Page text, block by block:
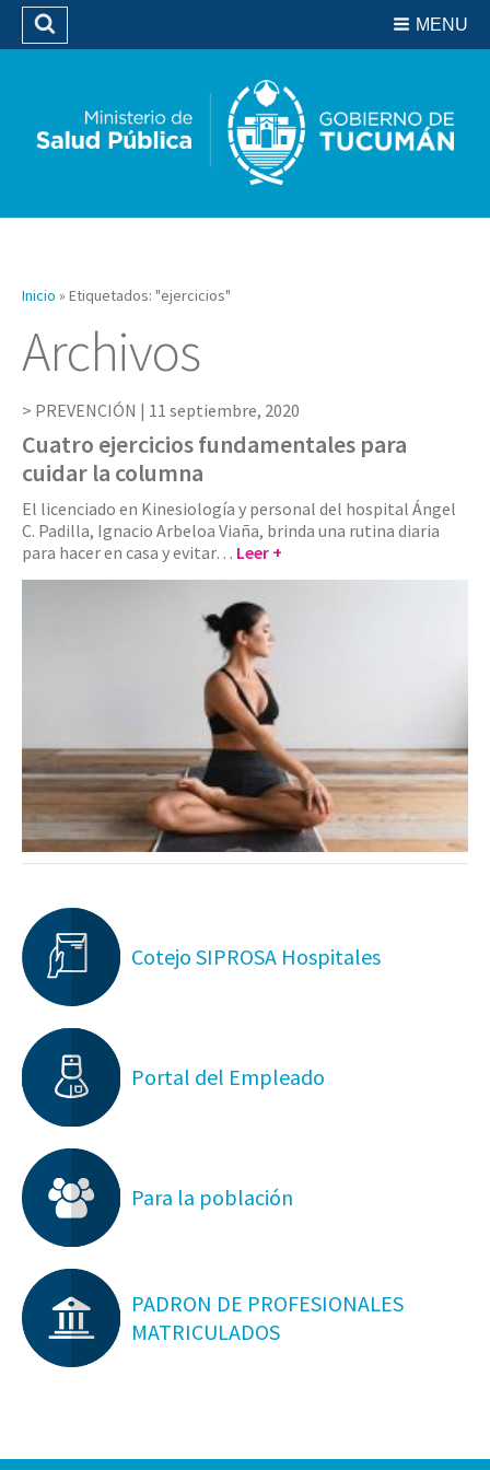
Biblioteca
MENU
Buscar
Inicio » Etiquetados: "ejercicios"
Archivos
PREVENCIÓN | 11 septiembre, 2020
Cuatro ejercicios fundamentales para
cuidar la columna
El licenciado en Kinesiología y personal del hospital Ángel
C. Padilla, Ignacio Arbeloa Viaña, brinda una rutina diaria
para hacer en casa y evitar… Leer +
Cotejo SIPROSA Hospitales
Portal del Empleado
Para la población
PADRON DE PROFESIONALES
MATRICULADOS